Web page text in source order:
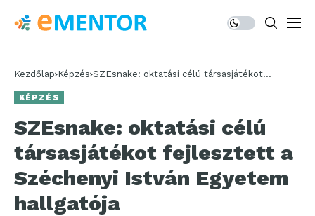
Kezdőlap Képzés SZEsnake: oktatási célú társasjátékot
KÉPZÉS
SZEsnake: oktatási célú
társasjátékot fejlesztett a
Széchenyi István Egyetem
hallgatója